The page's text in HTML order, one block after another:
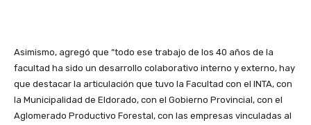
Asimismo, agregó que “todo ese trabajo de los 40 años de la
facultad ha sido un desarrollo colaborativo interno y externo, hay
que destacar la articulación que tuvo la Facultad con el INTA, con
la Municipalidad de Eldorado, con el Gobierno Provincial, con el
Aglomerado Productivo Forestal, con las empresas vinculadas al